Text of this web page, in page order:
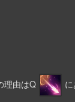
理由はQ
に